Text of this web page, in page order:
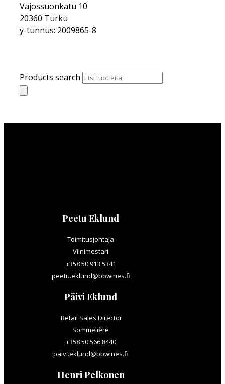
Vajossuonkatu 10
20360 Turku
y-tunnus: 2009865-8
Products search
Peetu Eklund
Toimitusjohtaja
Viinimestari
+358 50 913 5341
peetu.eklund@bbwines.fi
Päivi Eklund
Retail Sales Director
Sommelière
+358 50 566 8440
paivi.eklund@bbwines.fi
Henri Pelkonen